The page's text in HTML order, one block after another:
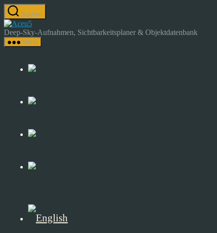
Zum
Inhalt
springen
Suchen
Astrocamp
–
Astrofotografie
Sky-
Deep-Sky-Aufnahmen, Sichtbarkeitsplaner & Objektdatenbank
Menü